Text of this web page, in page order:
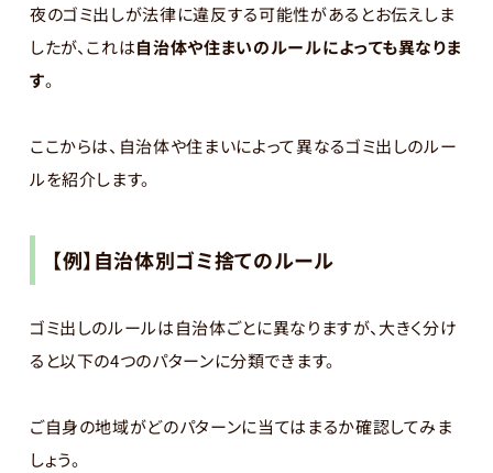
夜のゴミ出しが法律に違反する可能性があるとお伝えしま
したが、これは自治体や住まいのルールによっても異なりま
す。
ここからは、自治体や住まいによって異なるゴミ出しのルー
ルを紹介します。
【例】自治体別ゴミ捨てのルール
ゴミ出しのルールは自治体ごとに異なりますが、大きく分け
ると以下の4つのパターンに分類できます。
ご自身の地域がどのパターンに当てはまるか確認してみま
しょう。